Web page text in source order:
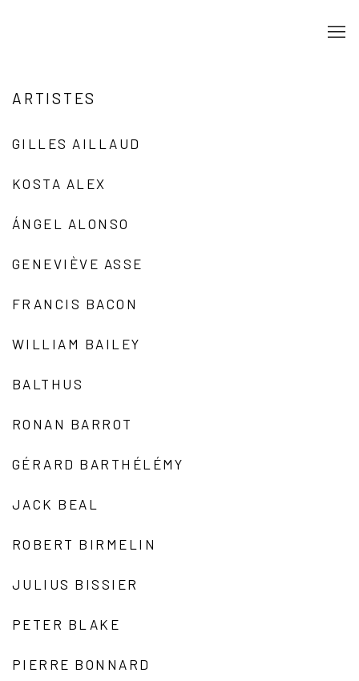
ARTISTES
GILLES AILLAUD
KOSTA ALEX
ÁNGEL ALONSO
GENEVIÈVE ASSE
FRANCIS BACON
WILLIAM BAILEY
BALTHUS
RONAN BARROT
GÉRARD BARTHÉLÉMY
JACK BEAL
ROBERT BIRMELIN
JULIUS BISSIER
PETER BLAKE
PIERRE BONNARD